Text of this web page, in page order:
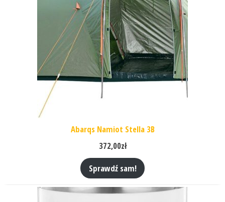
Abarqs Namiot Stella 3B
372,00zł
Sprawdź sam!